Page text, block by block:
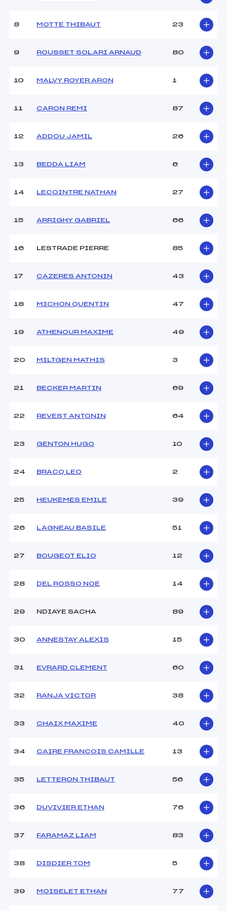
MERIC (AP)
Ouvreurs C :
JOUSSELME (AP)
13h00
BOUSQUET (AP)
Ouvreurs B :
DANIEL ROUX (AP)
Ouvreurs D :
Température arrivée :
U14
8 MOTTE THIBAUT 23
9 ROUSSET SOLARI ARNAUD 80
10 MALVY ROYER ARON 1
11 CARON REMI 87
12 ADDOU JAMIL 26
13 BEDDA LIAM 6
14 LECOINTRE NATHAN 27
15 ARRIGHY GABRIEL 66
16 LESTRADE PIERRE 85
17 CAZERES ANTONIN 43
18 MICHON QUENTIN 47
19 ATHENOUR MAXIME 49
20 MILTGEN MATHIS 3
21 BECKER MARTIN 69
22 REVEST ANTONIN 64
23 GENTON HUGO 10
24 BRACQ LEO 2
25 HEUKEMES EMILE 39
26 LAGNEAU BASILE 51
27 BOUGEOT ELIO 12
28 DEL ROSSO NOE 14
29 NDIAYE SACHA 89
30 ANNESTAY ALEXIS 15
31 EVRARD CLEMENT 60
32 RANJA VICTOR 38
33 CHAIX MAXIME 40
34 CAIRE FRANCOIS CAMILLE 13
35 LETTERON THIBAUT 56
36 DUVIVIER ETHAN 76
37 FARAMAZ LIAM 83
38 DISDIER TOM 5
39 MOISELET ETHAN 77